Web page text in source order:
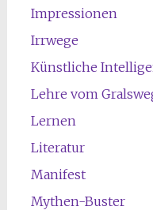
Impressionen
Irrwege
Künstliche
Lehre vom
Lernen
Literatur
Manifest
Mythen-Buster